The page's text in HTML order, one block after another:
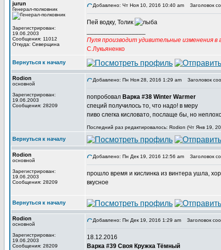
jurun
Генерал-полковник
Зарегистрирован:
19.06.2003
Сообщения: 11012
Откуда: Северщина
Добавлено: Чт Ноя 10, 2016 10:40 am Заголовок
Пей водку, Толик
Пуля производит удивительные изменения в
С.Лукьяненко
Вернуться к началу
Rodion
основной
Зарегистрирован:
19.06.2003
Сообщения: 28209
Добавлено: Пн Ноя 28, 2016 1:29 am Заголовок
попробовал Варка #38 Winter Warmer
специй получилось то, что надо! в меру
пиво слегка кисловато, послаще бы, но
Последний раз редактировалось: Rodion (Чт Янв 19,
Вернуться к началу
Rodion
основной
Зарегистрирован:
19.06.2003
Сообщения: 28209
Добавлено: Пн Дек 19, 2016 12:56 am Заголовок
прошло время и кислинка из винтера ушла,
вкусное
Вернуться к началу
Rodion
основной
Зарегистрирован:
19.06.2003
Сообщения: 28209
Добавлено: Пн Дек 19, 2016 1:29 am Заголовок
18.12.2016
Варка #39 Своя Кружка Тёмный